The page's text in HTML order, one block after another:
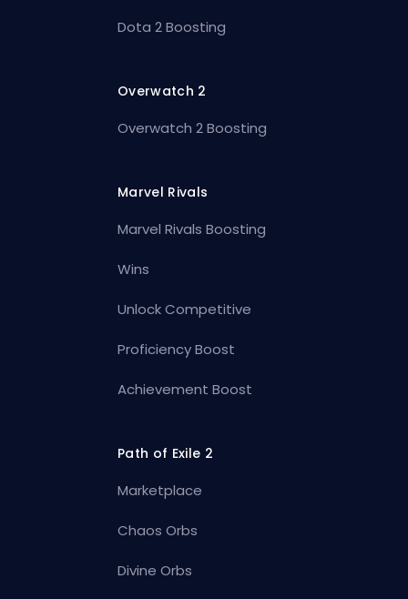
Dota 2 Boosting
Overwatch 2
Overwatch 2 Boosting
Marvel Rivals
Marvel Rivals Boosting
Wins
Unlock Competitive
Proficiency Boost
Achievement Boost
Path of Exile 2
Marketplace
Chaos Orbs
Divine Orbs